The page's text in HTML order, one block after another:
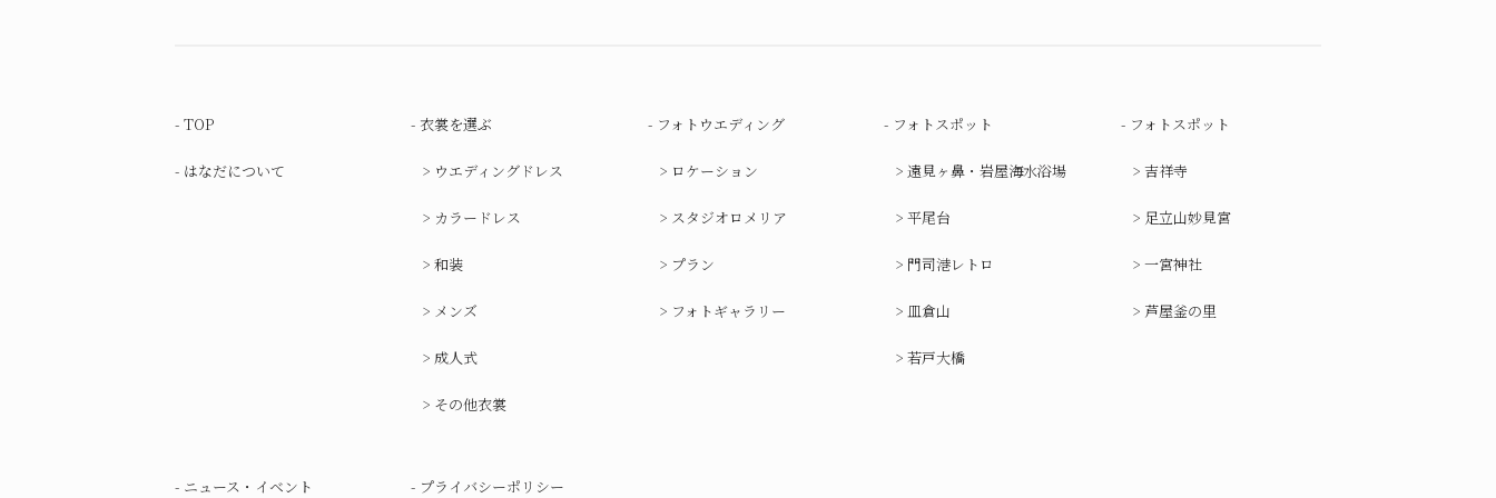
TOP
はなだについて
衣裳を選ぶ
ウエディングドレス
カラードレス
和装
メンズ
成人式
その他衣裳
フォトウエディング
ロケーション
スタジオロメリア
プラン
フォトギャラリー
フォトスポット
遠見ヶ鼻・岩屋海水浴場
平尾台
門司港レトロ
皿倉山
若戸大橋
フォトスポット
吉祥寺
足立山妙見宮
一宮神社
芦屋釜の里
ニュース・イベント プライバシーポリシー